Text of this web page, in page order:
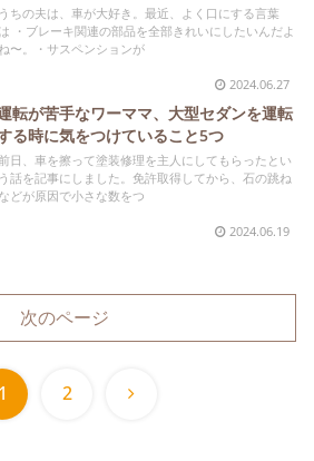
うちの夫は、車が大好き。最近、よく口にする言葉
は ・ブレーキ関連の部品を全部きれいにしたいんだよ
ね〜。・サスペンションが
2024.06.27
転が苦手なワーママ、大型セダンを運転
る時に気をつけていること5つ
日、車を擦って塗装修理を主人にしてもらったとい
う話を記事にしました。免許取得してから、石の跳ね
などが原因で小さな数をつ
2024.06.19
次のページ
1 2
次